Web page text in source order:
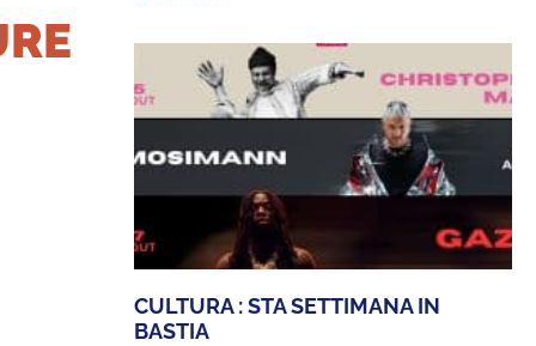
CULTURA : STA SETTIMANA IN
BASTIA